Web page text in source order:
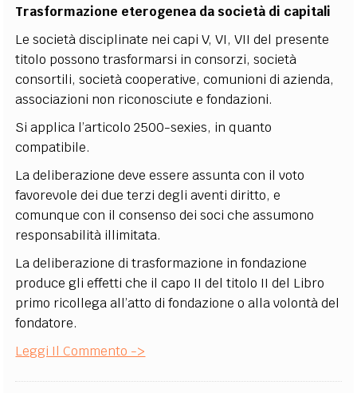
Trasformazione eterogenea da società di capitali
Le società disciplinate nei capi V, VI, VII del presente
titolo possono trasformarsi in consorzi, società
consortili, società cooperative, comunioni di azienda,
associazioni non riconosciute e fondazioni.
Si applica l’articolo 2500-sexies, in quanto
compatibile.
La deliberazione deve essere assunta con il voto
favorevole dei due terzi degli aventi diritto, e
comunque con il consenso dei soci che assumono
responsabilità illimitata.
La deliberazione di trasformazione in fondazione
produce gli effetti che il capo II del titolo II del Libro
primo ricollega all’atto di fondazione o alla volontà del
fondatore.
Leggi Il Commento ->